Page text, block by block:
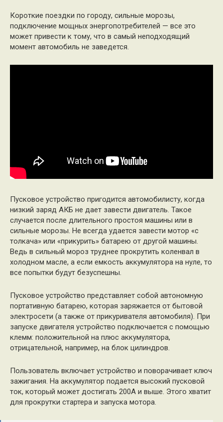
Короткие поездки по городу, сильные морозы,
подключение мощных энергопотребителей — все это
может привести к тому, что в самый неподходящий
момент автомобиль не заведется.
Пусковое устройство пригодится автомобилисту, когда
низкий заряд АКБ не дает завести двигатель. Такое
случается после длительного простоя машины или в
сильные морозы. Не всегда удается завести мотор «с
толкача» или «прикурить» батарею от другой машины.
Ведь в сильный мороз труднее прокрутить коленвал в
холодном масле, а если емкость аккумулятора на нуле, то
все попытки будут безуспешны.
Пусковое устройство представляет собой автономную
портативную батарею, которая заряжается от бытовой
электросети (а также от прикуривателя автомобиля). При
запуске двигателя устройство подключается с помощью
клемм: положительной на плюс аккумулятора,
отрицательной, например, на блок цилиндров.
Пользователь включает устройство и поворачивает ключ
зажигания. На аккумулятор подается высокий пусковой
ток, который может достигать 200А и выше. Этого хватит
для прокрутки стартера и запуска мотора.